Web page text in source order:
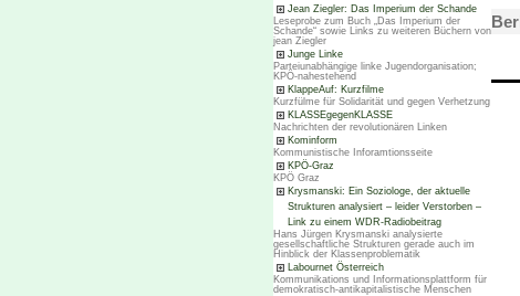
Jean Ziegler: Das Imperium der Schande
Leseprobe zum Buch „Das Imperium der
Schande“ sowie Links zu weiteren Büchern von
jean Ziegler
Junge Linke
Parteiunabhängige linke Jugendorganisation;
KPÖ-nahestehend
KlappeAuf: Kurzfilme
Kurzfülme für Solidarität und gegen Verhetzung
KLASSEgegenKLASSE
Nachrichten der revolutionären Linken
Kominform
Kommunistische Inforamtionsseite
KPÖ-Graz
KPÖ Graz
Krysmanski: Ein Soziologe, der aktuelle
Strukturen analysiert – leider Verstorben –
Link zu einem WDR-Radiobeitrag
Hans Jürgen Krysmanski analysierte
gesellschaftliche Strukturen gerade auch im
Hinblick der Klassenproblematik
Labournet Österreich
Kommunikations und Informationsplattform für
demokratisch-antikapitalistische Menschen